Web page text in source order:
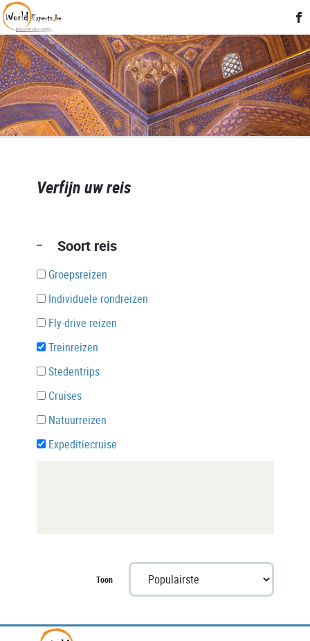
Verfijn uw reis
Soort reis
Groepsreizen
Individuele rondreizen
Fly-drive reizen
Treinreizen
Stedentrips
Cruises
Natuurreizen
Expeditiecruise
Toon